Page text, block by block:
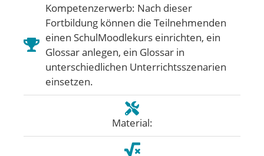
Kompetenzerwerb: Nach dieser
Fortbildung können die Teilnehmenden
einen SchulMoodlekurs einrichten, ein
Glossar anlegen, ein Glossar in
unterschiedlichen Unterrichtsszenarien
einsetzen.
Material: